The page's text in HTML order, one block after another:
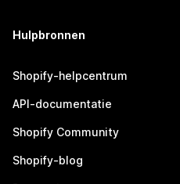
Hulpbronnen
Shopify-helpcentrum
API-documentatie
Shopify Community
Shopify-blog